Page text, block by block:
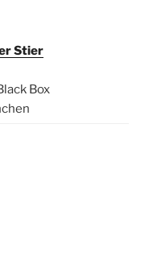
Stier
Box